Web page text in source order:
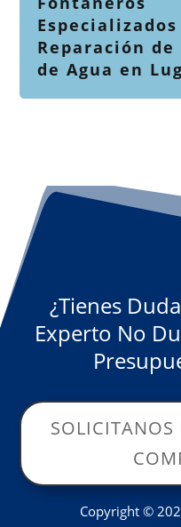
Especializados
Reparación de
de Agua en
¿Tienes
Experto No
SOLICITANOS
Copyright ©